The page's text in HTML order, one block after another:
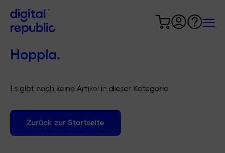
Hoppla.
Es gibt noch keine Artikel in dieser Kategorie.
Zurück zur Startseite